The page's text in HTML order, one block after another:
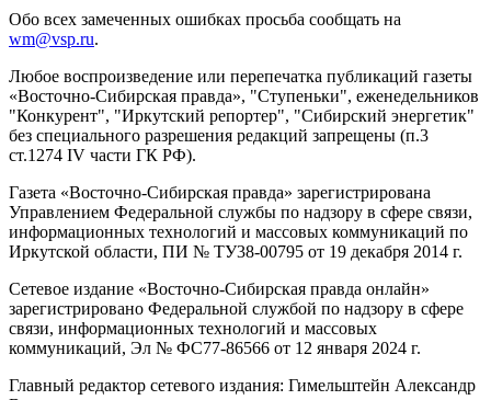
Обо всех замеченных ошибках просьба сообщать на
wm@vsp.ru.
Любое воспроизведение или перепечатка публикаций газеты
«Восточно-Сибирская правда», "Ступеньки", еженедельников
"Конкурент", "Иркутский репортер", "Сибирский энергетик"
без специального разрешения редакций запрещены (п.3
ст.1274 IV части ГК РФ).
Газета «Восточно-Сибирская правда» зарегистрирована
Управлением Федеральной службы по надзору в сфере связи,
информационных технологий и массовых коммуникаций по
Иркутской области, ПИ № ТУ38-00795 от 19 декабря 2014 г.
Сетевое издание «Восточно-Сибирская правда онлайн»
зарегистрировано Федеральной службой по надзору в сфере
связи, информационных технологий и массовых
коммуникаций, Эл № ФС77-86566 от 12 января 2024 г.
Главный редактор сетевого издания: Гимельштейн Александр